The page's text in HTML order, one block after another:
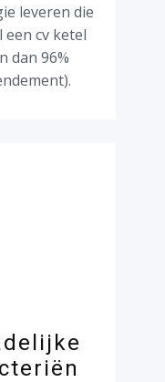
leveren die
cv ketel
dan 96%